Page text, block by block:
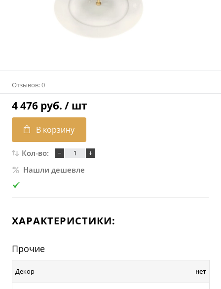
Отзывов: 0
4 476 руб. / шт
В корзину
Кол-во:
Нашли дешевле
ХАРАКТЕРИСТИКИ:
Прочие
Декор нет